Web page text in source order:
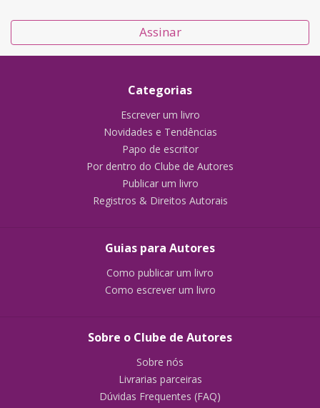
Assinar
Categorias
Escrever um livro
Novidades e Tendências
Papo de escritor
Por dentro do Clube de Autores
Publicar um livro
Registros & Direitos Autorais
Guias para Autores
Como publicar um livro
Como escrever um livro
Sobre o Clube de Autores
Sobre nós
Livrarias parceiras
Dúvidas Frequentes (FAQ)